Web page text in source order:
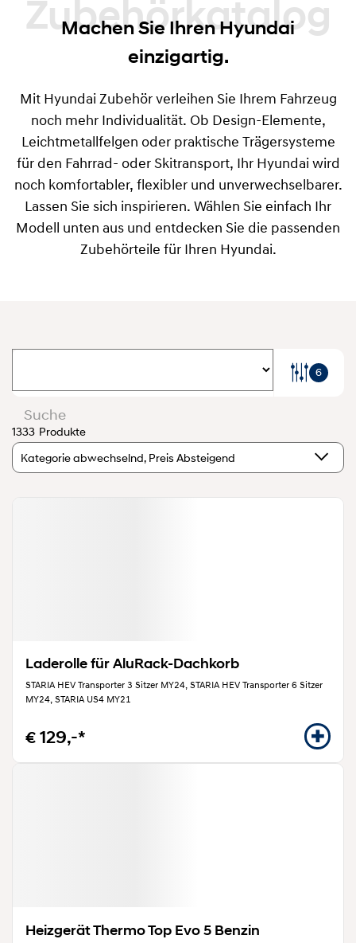
Zubehörkatalog
Machen Sie Ihren Hyundai
einzigartig.
Mit Hyundai Zubehör verleihen Sie Ihrem Fahrzeug
noch mehr Individualität. Ob Design-Elemente,
Leichtmetallfelgen oder praktische Trägersysteme
für den Fahrrad- oder Skitransport, Ihr Hyundai wird
noch komfortabler, flexibler und unverwechselbarer.
Lassen Sie sich inspirieren. Wählen Sie einfach Ihr
Modell unten aus und entdecken Sie die passenden
Zubehörteile für Ihren Hyundai.
6
1333 Produkte
Kategorie abwechselnd, Preis Absteigend
Laderolle für AluRack-Dachkorb
STARIA HEV Transporter 3 Sitzer MY24, STARIA HEV Transporter 6 Sitzer
MY24, STARIA US4 MY21
€ 129,-*
Heizgerät Thermo Top Evo 5 Benzin